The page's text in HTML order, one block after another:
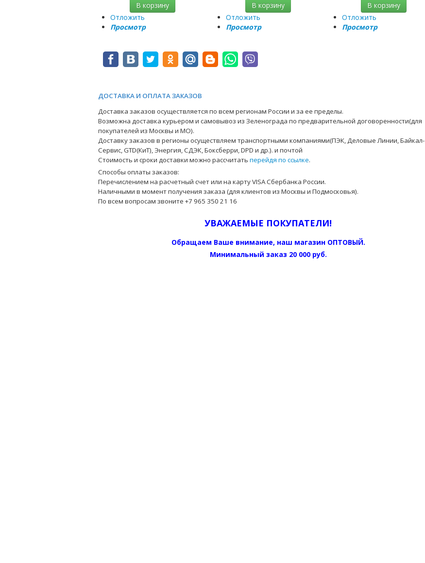
В корзину
Отложить
Просмотр
В корзину
Отложить
Просмотр
В корзину
Отложить
Просмотр
ДОСТАВКА И ОПЛАТА ЗАКАЗОВ
Доставка заказов осуществляется по всем регионам России и за ее пределы.
Возможна доставка курьером и самовывоз из Зеленограда по предварительной договоренности(для
покупателей из Москвы и МО).
Доставку заказов в регионы осуществляем транспортными компаниями(ПЭК, Деловые Линии, Байкал-
Сервис, GTD(КиТ), Энергия, СДЭК, Боксберри, DPD и др.). и почтой
Стоимость и сроки доставки можно рассчитать перейдя по ссылке.
Способы оплаты заказов:
Перечислением на расчетный счет или на карту VISA Сбербанка России.
Наличными в момент получения заказа (для клиентов из Москвы и Подмосковья).
По всем вопросам звоните +7 965 350 21 16
УВАЖАЕМЫЕ ПОКУПАТЕЛИ!
Обращаем Ваше внимание, наш магазин ОПТОВЫЙ.
Минимальный заказ 20 000 руб.